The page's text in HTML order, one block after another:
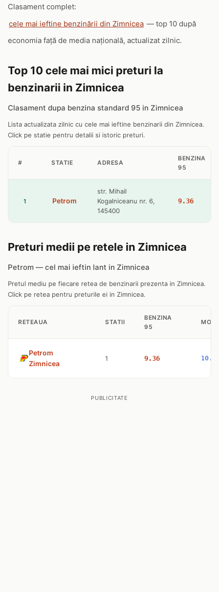
Clasament complet:
cele mai ieftine benzinării din Zimnicea — top 10 după
economia față de media națională, actualizat zilnic.
Top 10 cele mai mici preturi la
benzinarii in Zimnicea
Clasament dupa benzina standard 95 in Zimnicea
Lista actualizata zilnic cu cele mai ieftine benzinarii din Zimnicea.
Click pe statie pentru detalii si istoric preturi.
# STATIE ADRESA
BENZINA
95
1 Petrom
str. Mihail
Kogalniceanu nr. 6,
145400
9.36
Preturi medii pe retele in Zimnicea
Petrom — cel mai ieftin lant in Zimnicea
Pretul mediu pe fiecare retea de benzinarii prezenta in Zimnicea.
Click pe retea pentru preturile ei in Zimnicea.
RETEAUA STATII
BENZINA
95
Petrom
Zimnicea
1 9.36
PUBLICITATE